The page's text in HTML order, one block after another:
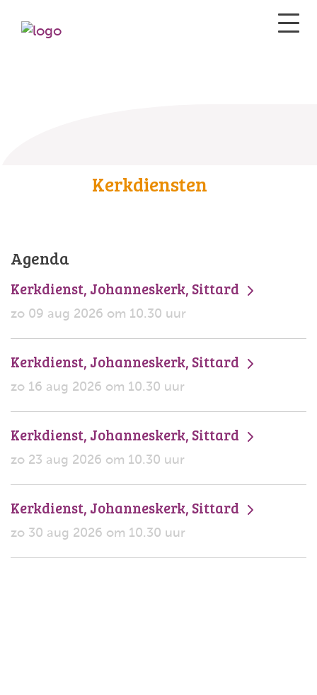
Kerkdiensten
Agenda
Kerkdienst, Johanneskerk, Sittard
zo 09 aug 2026 om 10.30 uur
Kerkdienst, Johanneskerk, Sittard
zo 16 aug 2026 om 10.30 uur
Kerkdienst, Johanneskerk, Sittard
zo 23 aug 2026 om 10.30 uur
Kerkdienst, Johanneskerk, Sittard
zo 30 aug 2026 om 10.30 uur